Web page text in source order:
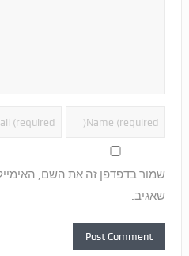
שמור בדפדפן זה את השם,
שאגיב.